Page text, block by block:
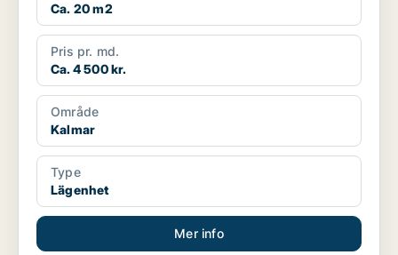
Ca. 20 m2
Pris pr. md.
Ca. 4 500 kr.
Område
Kalmar
Type
Lägenhet
Mer info